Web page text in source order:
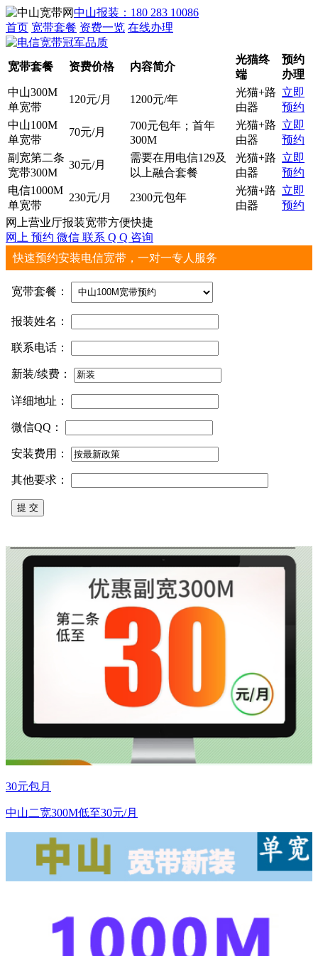
中山报装：180 283 10086
首页 宽带套餐 资费一览 在线办理
宽带套餐 资费价格 内容简介
光猫终
端
预约
办理
中山300M
单宽带
120元/月 1200元/年
光猫+路
由器
立即
预约
中山100M
单宽带
70元/月
700元包年；首年
300M
光猫+路
由器
立即
预约
副宽第二条
宽带300M
30元/月
需要在用电信129及
以上融合套餐
光猫+路
由器
立即
预约
电信1000M
单宽带
230元/月 2300元包年
光猫+路
由器
立即
预约
网上营业厅报装宽带方便快捷
网上 预约 微信 联系 Q Q 咨询
快速预约安装电信宽带，一对一专人服务
宽带套餐：
报装姓名：
联系电话：
新装/续费：
详细地址：
微信QQ：
安装费用：
其他要求：
30元包月
中山二宽300M低至30元/月